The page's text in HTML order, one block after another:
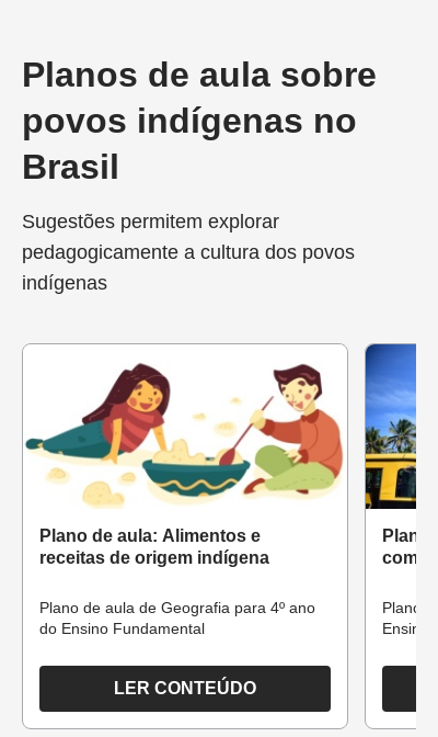
Planos de aula sobre
povos indígenas no
Brasil
Sugestões permitem explorar
pedagogicamente a cultura dos povos
indígenas
Plano de aula: Alimentos e
receitas de origem indígena
Plano de aula de Geografia para 4º ano
do Ensino Fundamental
LER CONTEÚDO
Plano
Plano
Ensino